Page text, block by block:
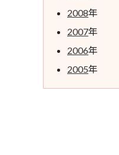
2008年
2007年
2006年
2005年